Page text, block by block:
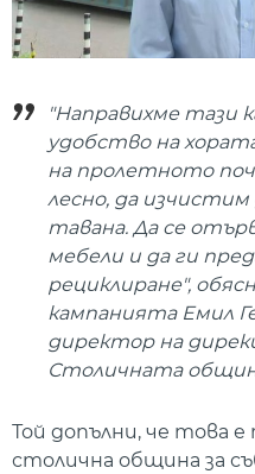
"Направихме тази
удобство на
на пролетното
лесно, да
тавана. Да се
мебели и да ги
рециклиране",
кампанията Емил
директор на
Столичната
Той допълни, че това е
столична община за